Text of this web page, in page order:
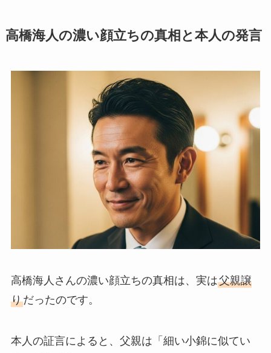
高橋海人の濃い顔立ちの真相と本人の発言
高橋海人さんの濃い顔立ちの真相は、実は父親譲
りだったのです。
本人の証言によると、父親は「細い小錦に似てい